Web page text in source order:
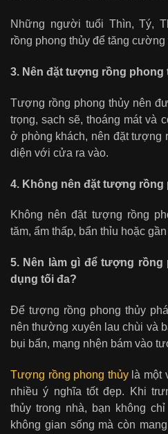
Những người tuổi Thìn, Tý,
rồng phong thủy để tăng cường
3. Nên đặt tượng rồng phong
Tượng rồng phong thủy nên
trọng, sạch sẽ, thoáng mát và
ở phòng khách, nên đặt tượng
diện với cửa ra vào.
4. Không nên đặt tượng rồng
Không nên đặt tượng rồng
tăm, ẩm thấp, bẩn thỉu hoặc
5. Nên làm gì để tượng
dụng tối đa?
Để tượng rồng phong thủy
nên thường xuyên lau chùi và
bụi bẩn, mạng nhện bám vào
Tượng rồng phong thủylà một
nhiều ý nghĩa tốt đẹp. Khi
thủy trong nhà, bạn không
không gian sống mà còn